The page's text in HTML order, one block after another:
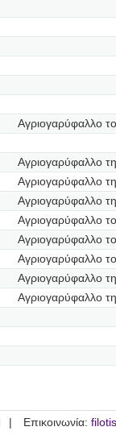
Αγριογαρύφαλλο
Αγριογαρύφαλλο
Αγριογαρύφαλλο
Αγριογαρύφαλλο
Αγριογαρύφαλλο
Αγριογαρύφαλλο
Αγριογαρύφαλλο
Αγριογαρύφαλλο
Αγριογαρύφαλλο
Επικοινωνία: